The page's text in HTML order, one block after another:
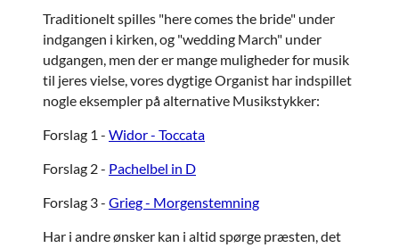
Traditionelt spilles "here comes the bride" under
indgangen i kirken, og "wedding March" under
udgangen, men der er mange muligheder for musik
til jeres vielse, vores dygtige Organist har indspillet
nogle eksempler på alternative Musikstykker:
Forslag 1 - Widor - Toccata
Forslag 2 - Pachelbel in D
Forslag 3 - Grieg - Morgenstemning
Har i andre ønsker kan i altid spørge præsten, det